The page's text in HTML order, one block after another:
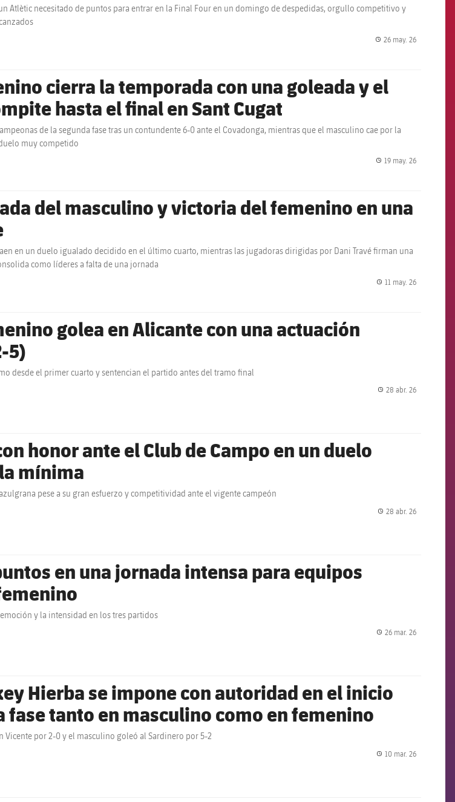
Atlètic necesitado de puntos para entrar en la Final Four en un domingo de despedidas, orgullo competitivo y
26 may. 26
cierra la temporada con una goleada y el
hasta el final en Sant Cugat
de la segunda fase tras un contundente 6-0 ante el Covadonga, mientras que el masculino cae por la
muy competido
19 may. 26
del masculino y victoria del femenino en una
en un duelo igualado decidido en el último cuarto, mientras las jugadoras dirigidas por Dani Travé firman una
como líderes a falta de una jornada
11 may. 26
golea en Alicante con una actuación
5)
desde el primer cuarto y sentencian el partido antes del tramo final
28 abr. 26
honor ante el Club de Campo en un duelo
mínima
pese a su gran esfuerzo y competitividad ante el vigente campeón
28 abr. 26
en una jornada intensa para equipos
y la intensidad en los tres partidos
26 mar. 26
Hierba se impone con autoridad en el inicio
fase tanto en masculino como en femenino
Vicente por 2-0 y el masculino goleó al Sardinero por 5-2
10 mar. 26